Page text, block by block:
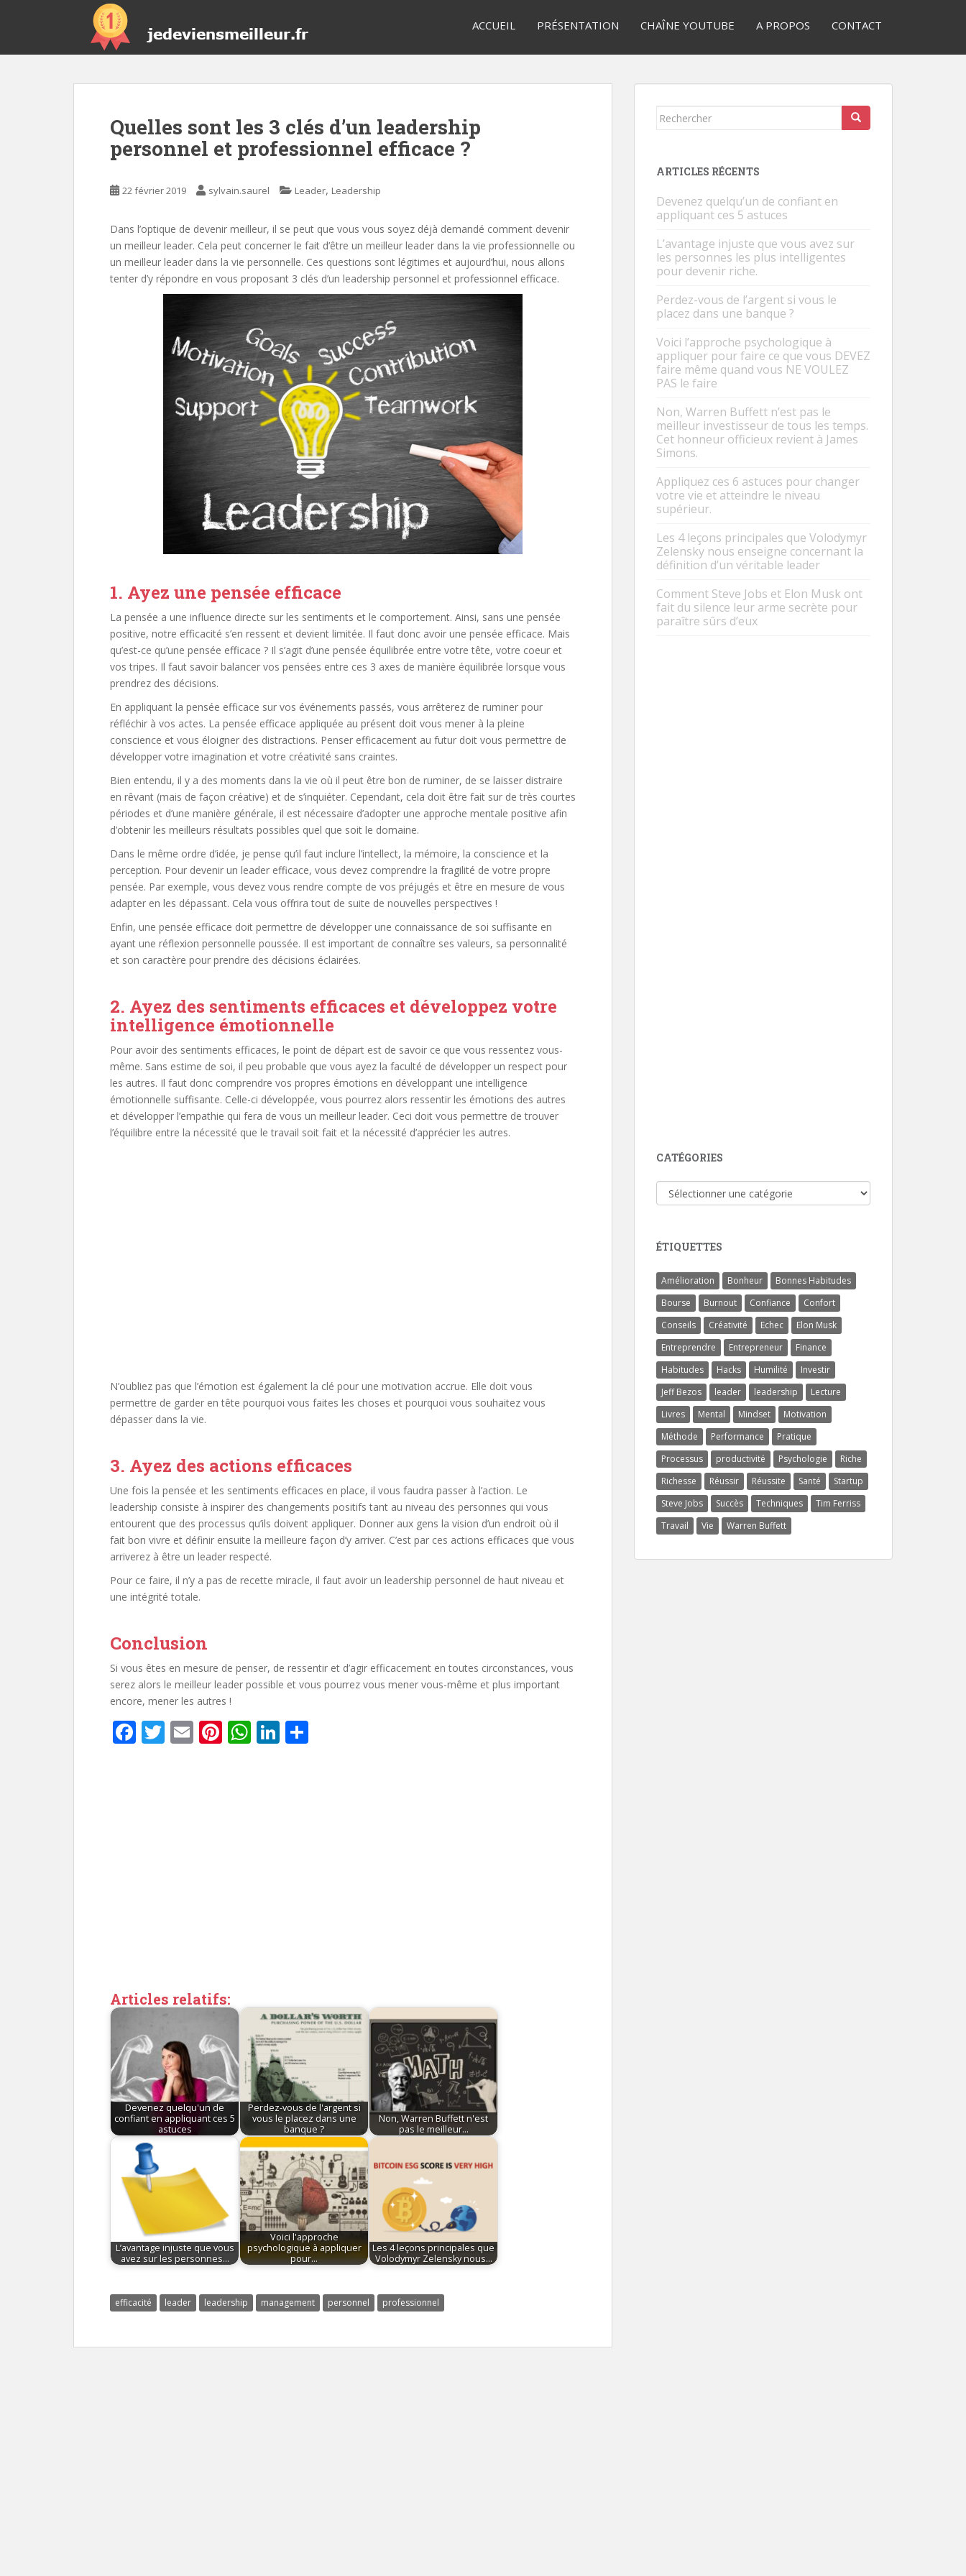
p
ACCUEIL PRÉSENTATION CHAÎNE YOUTUBE A PROPOS CONTACT
Quelles sont les 3 clés d’un leadership
personnel et professionnel efficace ?
22 février 2019 sylvain.saurel Leader, Leadership
Dans l’optique de devenir meilleur, il se peut que vous vous soyez déjà demandé comment devenir
un meilleur leader. Cela peut concerner le fait d’être un meilleur leader dans la vie professionnelle ou
un meilleur leader dans la vie personnelle. Ces questions sont légitimes et aujourd’hui, nous allons
tenter d’y répondre en vous proposant 3 clés d’un leadership personnel et professionnel efficace.
1. Ayez une pensée efficace
La pensée a une influence directe sur les sentiments et le comportement. Ainsi, sans une pensée
positive, notre efficacité s’en ressent et devient limitée. Il faut donc avoir une pensée efficace. Mais
qu’est-ce qu’une pensée efficace ? Il s’agit d’une pensée équilibrée entre votre tête, votre coeur et
vos tripes. Il faut savoir balancer vos pensées entre ces 3 axes de manière équilibrée lorsque vous
prendrez des décisions.
En appliquant la pensée efficace sur vos événements passés, vous arrêterez de ruminer pour
réfléchir à vos actes. La pensée efficace appliquée au présent doit vous mener à la pleine
conscience et vous éloigner des distractions. Penser efficacement au futur doit vous permettre de
développer votre imagination et votre créativité sans craintes.
Bien entendu, il y a des moments dans la vie où il peut être bon de ruminer, de se laisser distraire
en rêvant (mais de façon créative) et de s’inquiéter. Cependant, cela doit être fait sur de très courtes
périodes et d’une manière générale, il est nécessaire d’adopter une approche mentale positive afin
d’obtenir les meilleurs résultats possibles quel que soit le domaine.
Dans le même ordre d’idée, je pense qu’il faut inclure l’intellect, la mémoire, la conscience et la
perception. Pour devenir un leader efficace, vous devez comprendre la fragilité de votre propre
pensée. Par exemple, vous devez vous rendre compte de vos préjugés et être en mesure de vous
adapter en les dépassant. Cela vous offrira tout de suite de nouvelles perspectives !
Enfin, une pensée efficace doit permettre de développer une connaissance de soi suffisante en
ayant une réflexion personnelle poussée. Il est important de connaître ses valeurs, sa personnalité
et son caractère pour prendre des décisions éclairées.
2. Ayez des sentiments efficaces et développez votre
intelligence émotionnelle
Pour avoir des sentiments efficaces, le point de départ est de savoir ce que vous ressentez vous-
même. Sans estime de soi, il peu probable que vous ayez la faculté de développer un respect pour
les autres. Il faut donc comprendre vos propres émotions en développant une intelligence
émotionnelle suffisante. Celle-ci développée, vous pourrez alors ressentir les émotions des autres
et développer l’empathie qui fera de vous un meilleur leader. Ceci doit vous permettre de trouver
l’équilibre entre la nécessité que le travail soit fait et la nécessité d’apprécier les autres.
N’oubliez pas que l’émotion est également la clé pour une motivation accrue. Elle doit vous
permettre de garder en tête pourquoi vous faites les choses et pourquoi vous souhaitez vous
dépasser dans la vie.
3. Ayez des actions efficaces
Une fois la pensée et les sentiments efficaces en place, il vous faudra passer à l’action. Le
leadership consiste à inspirer des changements positifs tant au niveau des personnes qui vous
entourent que des processus qu’ils doivent appliquer. Donner aux gens la vision d’un endroit où il
fait bon vivre et définir ensuite la meilleure façon d’y arriver. C’est par ces actions efficaces que vous
arriverez à être un leader respecté.
Pour ce faire, il n’y a pas de recette miracle, il faut avoir un leadership personnel de haut niveau et
une intégrité totale.
Conclusion
Si vous êtes en mesure de penser, de ressentir et d’agir efficacement en toutes circonstances, vous
serez alors le meilleur leader possible et vous pourrez vous mener vous-même et plus important
encore, mener les autres !
F T E Pi W Li
Articles relatifs:
Devenez quelqu'un de
confiant en appliquant ces 5
astuces
Perdez-vous de l'argent si
vous le placez dans une
banque ?
Non, Warren Buffett n'est
pas le meilleur…
L’avantage injuste que vous
avez sur les personnes…
Voici l'approche
psychologique à appliquer
pour…
Les 4 leçons principales que
Volodymyr Zelensky nous…
efficacité leader leadership management personnel professionnel
Rechercher...
ARTICLES RÉCENTS
Devenez quelqu’un de confiant en
appliquant ces 5 astuces
L’avantage injuste que vous avez sur
les personnes les plus intelligentes
pour devenir riche.
Perdez-vous de l’argent si vous le
placez dans une banque ?
Voici l’approche psychologique à
appliquer pour faire ce que vous DEVEZ
faire même quand vous NE VOULEZ
PAS le faire
Non, Warren Buffett n’est pas le
meilleur investisseur de tous les temps.
Cet honneur officieux revient à James
Simons.
Appliquez ces 6 astuces pour changer
votre vie et atteindre le niveau
supérieur.
Les 4 leçons principales que Volodymyr
Zelensky nous enseigne concernant la
définition d’un véritable leader
Comment Steve Jobs et Elon Musk ont
fait du silence leur arme secrète pour
paraître sûrs d’eux
CATÉGORIES
Catégories
ÉTIQUETTES
Amélioration Bonheur
Bonnes Habitudes
Bourse
Burnout Confiance
Confort
Conseils
Créativité Echec
Elon Musk
Entreprendre
Entrepreneur
Finance
Habitudes
Hacks Humilité
Investir
Jeff Bezos
leader leadership
Lecture
Livres
Mental Mindset
Motivation
Méthode
Performance
Pratique
Processus
productivité Psychologie
Riche
Richesse
Réussir Réussite Santé
Startup
Steve Jobs
Succès Techniques
Tim Ferriss
Travail
Vie Warren Buffett